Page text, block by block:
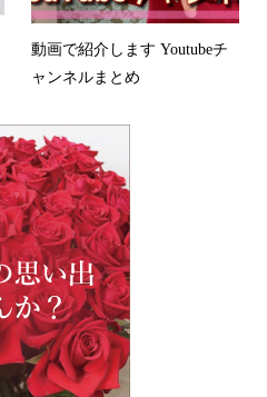
動画で紹介します Youtubeチ
ャンネルまとめ